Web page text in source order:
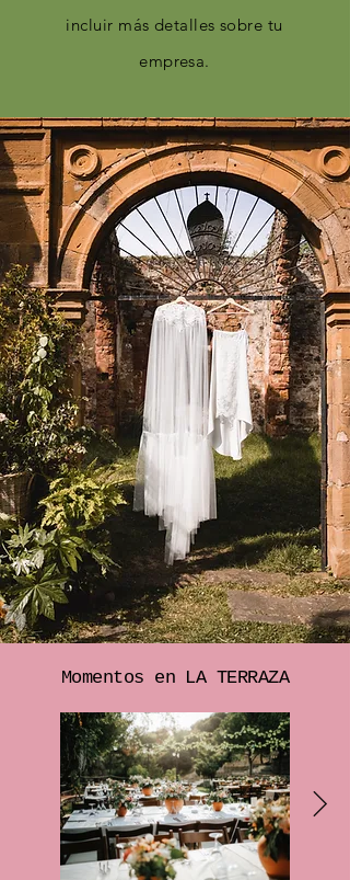
incluir más detalles sobre tu
empresa.
Momentos en LA TERRAZA